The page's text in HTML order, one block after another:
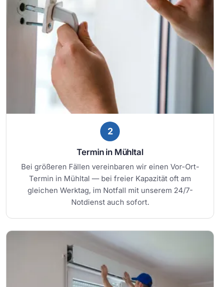
2
Termin in Mühltal
Bei größeren Fällen vereinbaren wir einen Vor-Ort-
Termin in Mühltal — bei freier Kapazität oft am
gleichen Werktag, im Notfall mit unserem 24/7-
Notdienst auch sofort.